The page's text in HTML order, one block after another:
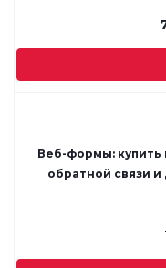
Веб-формы: купить
обратной связи и